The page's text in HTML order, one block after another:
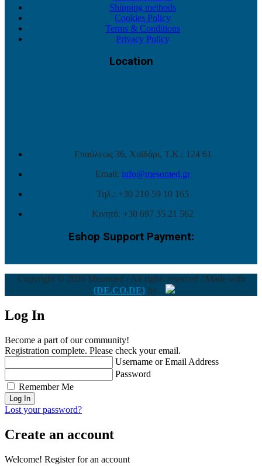
Shipping methods
Cookies Policy
Terms & Conditions
Privacy Policy
Location
Επαύλεως 36, Χαϊδάρι, Τ.Κ.: 124 61
Email: info@mesomed.gr
Τηλ.: +30 210 59 10 165
Κινητό: +30 697 35 21 562
Eshop Support Payment:
Copyright © 2026 Mesomed / All rights reserved / Made with
{DE.CO.DE} by
Log In
Become a part of our community!
Registration complete. Please check your email.
Username or Email Address
Password
Remember Me
Lost your password?
Create an account
Welcome! Register for an account